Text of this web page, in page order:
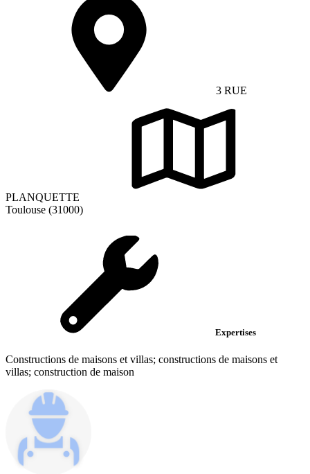
3 RUE
PLANQUETTE
Toulouse (31000)
Expertises
Constructions de maisons et villas; constructions de maisons et
villas; construction de maison